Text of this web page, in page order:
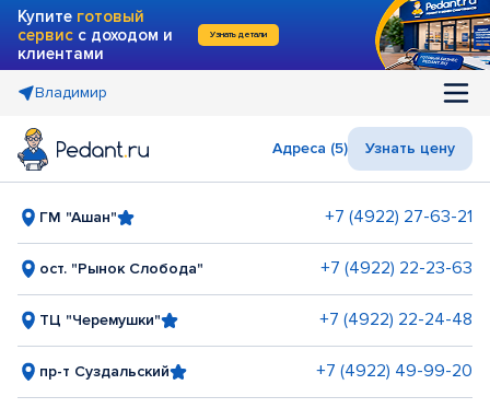
Купите готовый
сервис с доходом и
клиентами
Узнать детали
Владимир
Адреса (5) Узнать цену
ГМ "Ашан" +7 (4922) 27-63-21
ост. "Рынок Слобода" +7 (4922) 22-23-63
ТЦ "Черемушки" +7 (4922) 22-24-48
пр-т Суздальский +7 (4922) 49-99-20